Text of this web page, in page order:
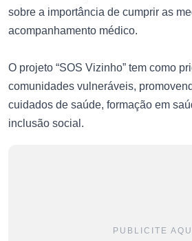
sobre a importância de cumprir as
acompanhamento médico.
O projeto “SOS Vizinho” tem como
comunidades vulneráveis,
cuidados de saúde, formação em
inclusão social.
PUBLICITE AQUI